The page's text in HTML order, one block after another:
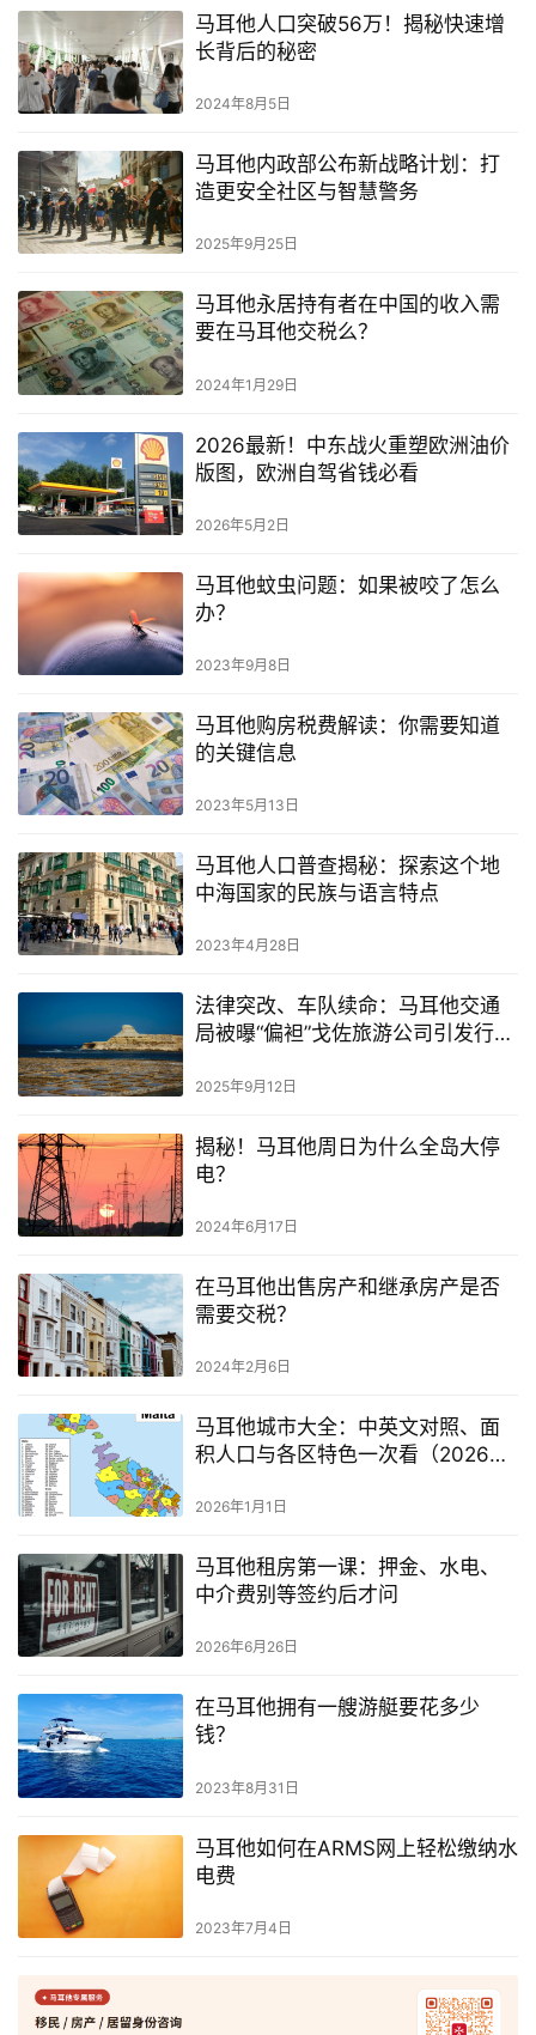
生
活
南
马
耳
移
民
留
学
教
育
网
址
导
航
马耳他人口突破56万！揭秘快速增
长背后的秘密
2024年8月5日
马耳他内政部公布新战略计划：打
造更安全社区与智慧警务
2025年9月25日
马耳他永居持有者在中国的收入需
要在马耳他交税么？
2024年1月29日
2026最新！中东战火重塑欧洲油价
版图，欧洲自驾省钱必看
2026年5月2日
马耳他蚊虫问题：如果被咬了怎么
办？
2023年9月8日
马耳他购房税费解读：你需要知道
的关键信息
2023年5月13日
马耳他人口普查揭秘：探索这个地
中海国家的民族与语言特点
2023年4月28日
法律突改、车队续命：马耳他交通
局被曝“偏袒”戈佐旅游公司引发行业
2025年9月12日
揭秘！马耳他周日为什么全岛大停
电？
2024年6月17日
在马耳他出售房产和继承房产是否
需要交税？
2024年2月6日
马耳他城市大全：中英文对照、面
积人口与各区特色一次看（2026年
2026年1月1日
马耳他租房第一课：押金、水电、
中介费别等签约后才问
2026年6月26日
在马耳他拥有一艘游艇要花多少
钱？
2023年8月31日
马耳他如何在ARMS网上轻松缴纳水
电费
2023年7月4日